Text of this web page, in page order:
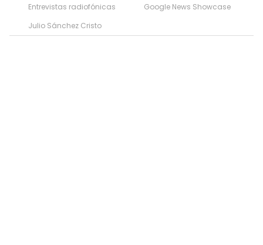
Entrevistas radiofónicas
Google News Showcase
Julio Sánchez Cristo